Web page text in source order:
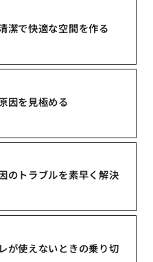
潔で快適な空間を作る
因を見極める
のトラブルを素早く解決
が使えないときの乗り切